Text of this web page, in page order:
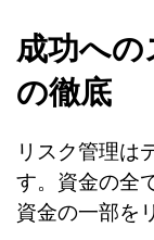
成功へ
の徹底
リスク管理は
す。資金の全
資金の一部を